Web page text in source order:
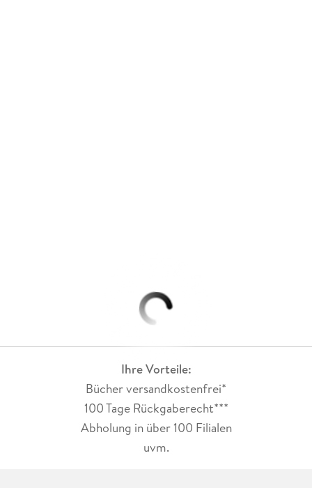
Ihre Vorteile:
Bücher versandkostenfrei*
100 Tage Rückgaberecht***
Abholung in über 100 Filialen
uvm.